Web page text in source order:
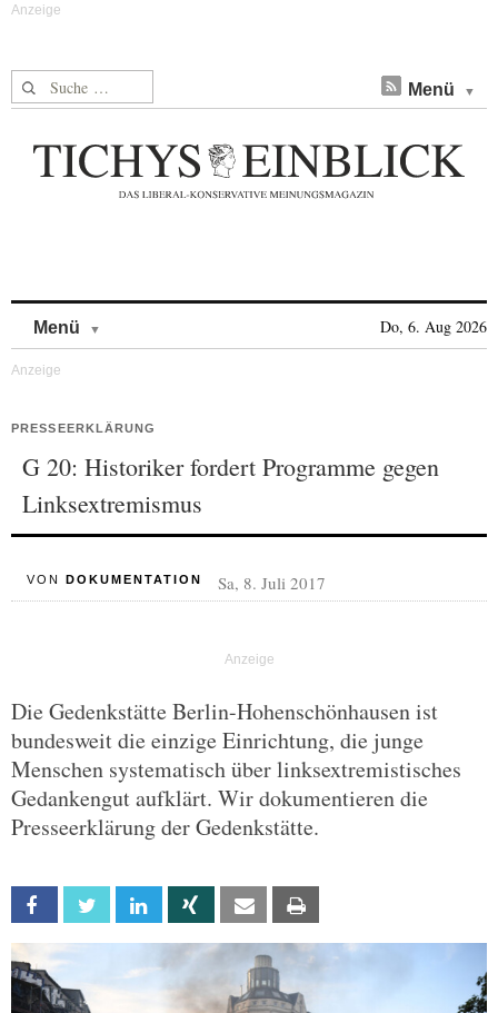
Suche nach: Menü
Menü Do, 6. Aug 2026
PRESSEERKLÄRUNG
G 20: Historiker fordert Programme gegen
Linksextremismus
VON DOKUMENTATION Sa, 8. Juli 2017
Die Gedenkstätte Berlin-Hohenschönhausen ist
bundesweit die einzige Einrichtung, die junge
Menschen systematisch über linksextremistisches
Gedankengut aufklärt. Wir dokumentieren die
Presseerklärung der Gedenkstätte.
Facebook Twitter Linkedin Xing Email